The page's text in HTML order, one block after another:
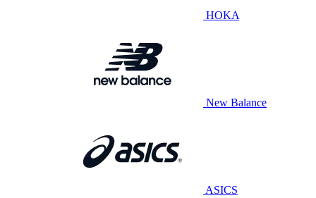
HOKA
New Balance
ASICS